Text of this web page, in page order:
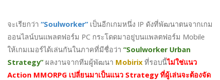
จะเรียกว่า “Soulworker”เป็นอีกเกมหนึ่ง IP ดังที่พัฒนาตนจากเกม
ออนไลน์บนแพลตฟอร์ม PC กระโดดมาอยู่บนแพลตฟอร์ม Mobile
ให้เกมเมอร์ได้เล่นกันในภาคที่มีชื่อว่า “Soulworker Urban
Strategy”ผลงานจากทีมผู้พัฒนา Mobirix ที่รอบนี้ไม่ใช่แนว
Action MMORPG เปลี่ยนมาเป็นแนว Strategy ที่ผู้เล่นจะต้องจัด